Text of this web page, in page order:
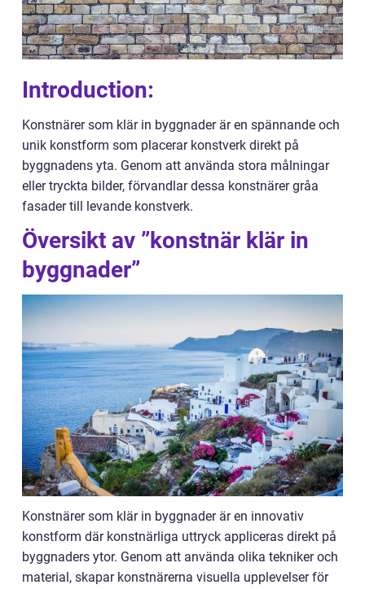
Introduction:
Konstnärer som klär in byggnader är en spännande och
unik konstform som placerar konstverk direkt på
byggnadens yta. Genom att använda stora målningar
eller tryckta bilder, förvandlar dessa konstnärer gråa
fasader till levande konstverk.
Översikt av ”konstnär klär in
byggnader”
Konstnärer som klär in byggnader är en innovativ
konstform där konstnärliga uttryck appliceras direkt på
byggnaders ytor. Genom att använda olika tekniker och
material, skapar konstnärerna visuella upplevelser för